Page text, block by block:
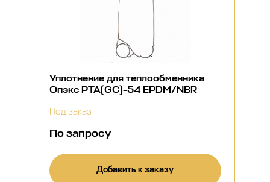
Уплотнение для теплообменника
Опэкс РТА(GC)-54 EPDM/NBR
Под заказ
По запросу
Добавить к заказу